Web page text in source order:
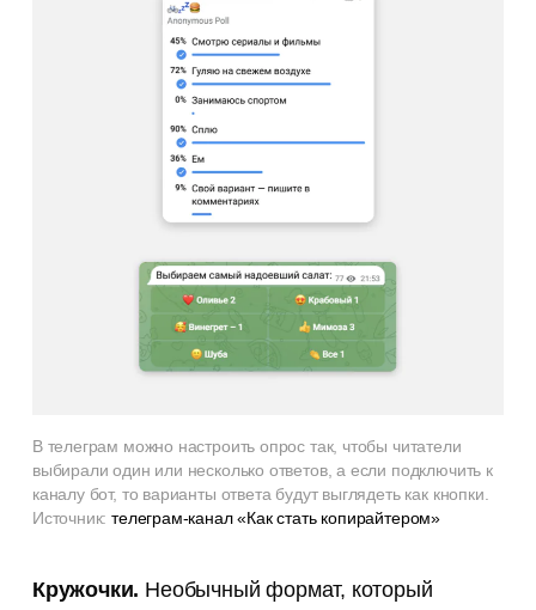
В телеграм можно настроить опрос так, чтобы читатели
выбирали один или несколько ответов, а если подключить к
каналу бот, то варианты ответа будут выглядеть как кнопки.
Источник:телеграм-канал «Как стать копирайтером»
Кружочки. Необычный формат, который